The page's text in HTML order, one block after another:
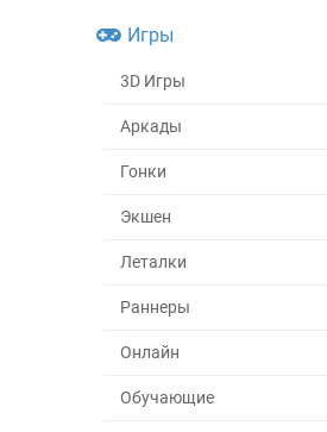
Игры
3D Игры
Аркады
Гонки
Экшен
Леталки
Раннеры
Онлайн
Обучающие